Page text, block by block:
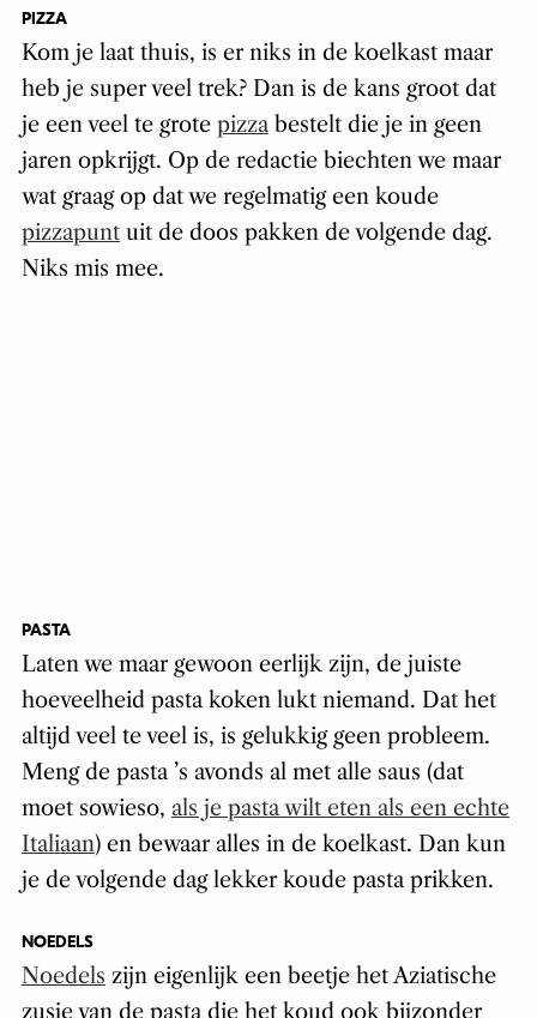
PIZZA
Kom je laat thuis, is er niks in de koelkast maar
heb je super veel trek? Dan is de kans groot dat
je een veel te grote pizzabestelt die je in geen
jaren opkrijgt. Op de redactie biechten we maar
wat graag op dat we regelmatig een koude
pizzapuntuit de doos pakken de volgende dag.
Niks mis mee.
PASTA
Laten we maar gewoon eerlijk zijn, de juiste
hoeveelheid pasta koken lukt niemand. Dat het
altijd veel te veel is, is gelukkig geen probleem.
Meng de pasta ’s avonds al met alle saus (dat
moet sowieso, als je pasta wilt eten als een echte
Italiaan) en bewaar alles in de koelkast. Dan kun
je de volgende dag lekker koude pasta prikken.
NOEDELS
Noedels zijn eigenlijk een beetje het Aziatische
zusje van de pasta die het koud ook bijzonder